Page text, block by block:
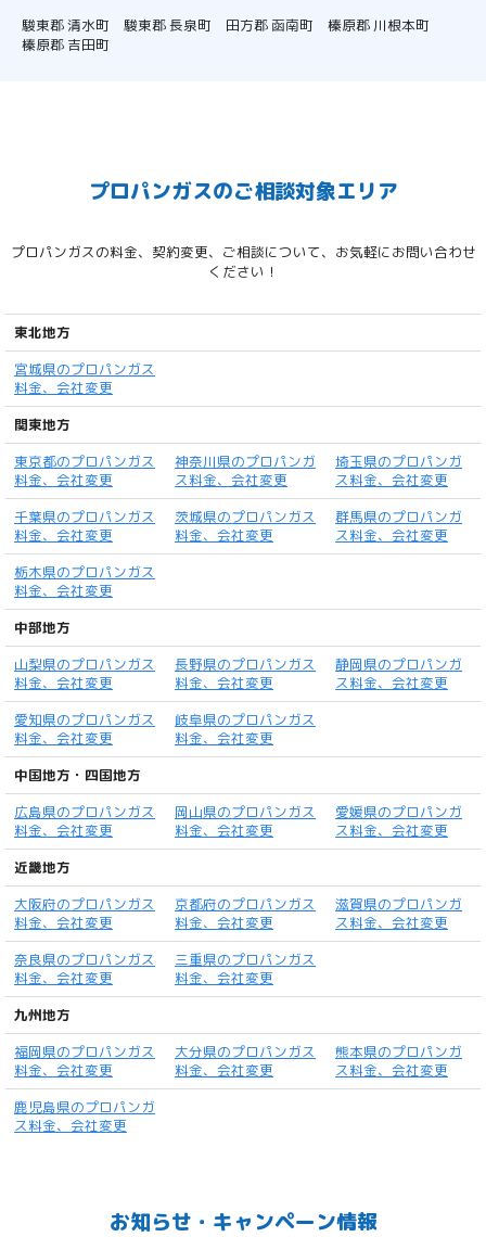
駿東郡 清水町 駿東郡 長泉町 田方郡 函南町
榛原郡 川根本町
榛原郡 吉田町
プロパンガスのご相談対象エリア
プロパンガスの料金、契約変更、ご相談について、お気軽にお問い合わせ
ください！
東北地方
宮城県のプロパンガス
料金、会社変更
関東地方
東京都のプロパンガス
料金、会社変更
神奈川県のプロパンガ
ス料金、会社変更
埼玉県のプロパンガ
ス料金、会社変更
千葉県のプロパンガス
料金、会社変更
茨城県のプロパンガス
料金、会社変更
群馬県のプロパンガ
ス料金、会社変更
栃木県のプロパンガス
料金、会社変更
中部地方
山梨県のプロパンガス
料金、会社変更
長野県のプロパンガス
料金、会社変更
静岡県のプロパンガ
ス料金、会社変更
愛知県のプロパンガス
料金、会社変更
岐阜県のプロパンガス
料金、会社変更
中国地方・四国地方
広島県のプロパンガス
料金、会社変更
岡山県のプロパンガス
料金、会社変更
愛媛県のプロパンガ
ス料金、会社変更
近畿地方
大阪府のプロパンガス
料金、会社変更
京都府のプロパンガス
料金、会社変更
滋賀県のプロパンガ
ス料金、会社変更
奈良県のプロパンガス
料金、会社変更
三重県のプロパンガス
料金、会社変更
九州地方
福岡県のプロパンガス
料金、会社変更
大分県のプロパンガス
料金、会社変更
熊本県のプロパンガ
ス料金、会社変更
鹿児島県のプロパンガ
ス料金、会社変更
お知らせ・キャンペーン情報